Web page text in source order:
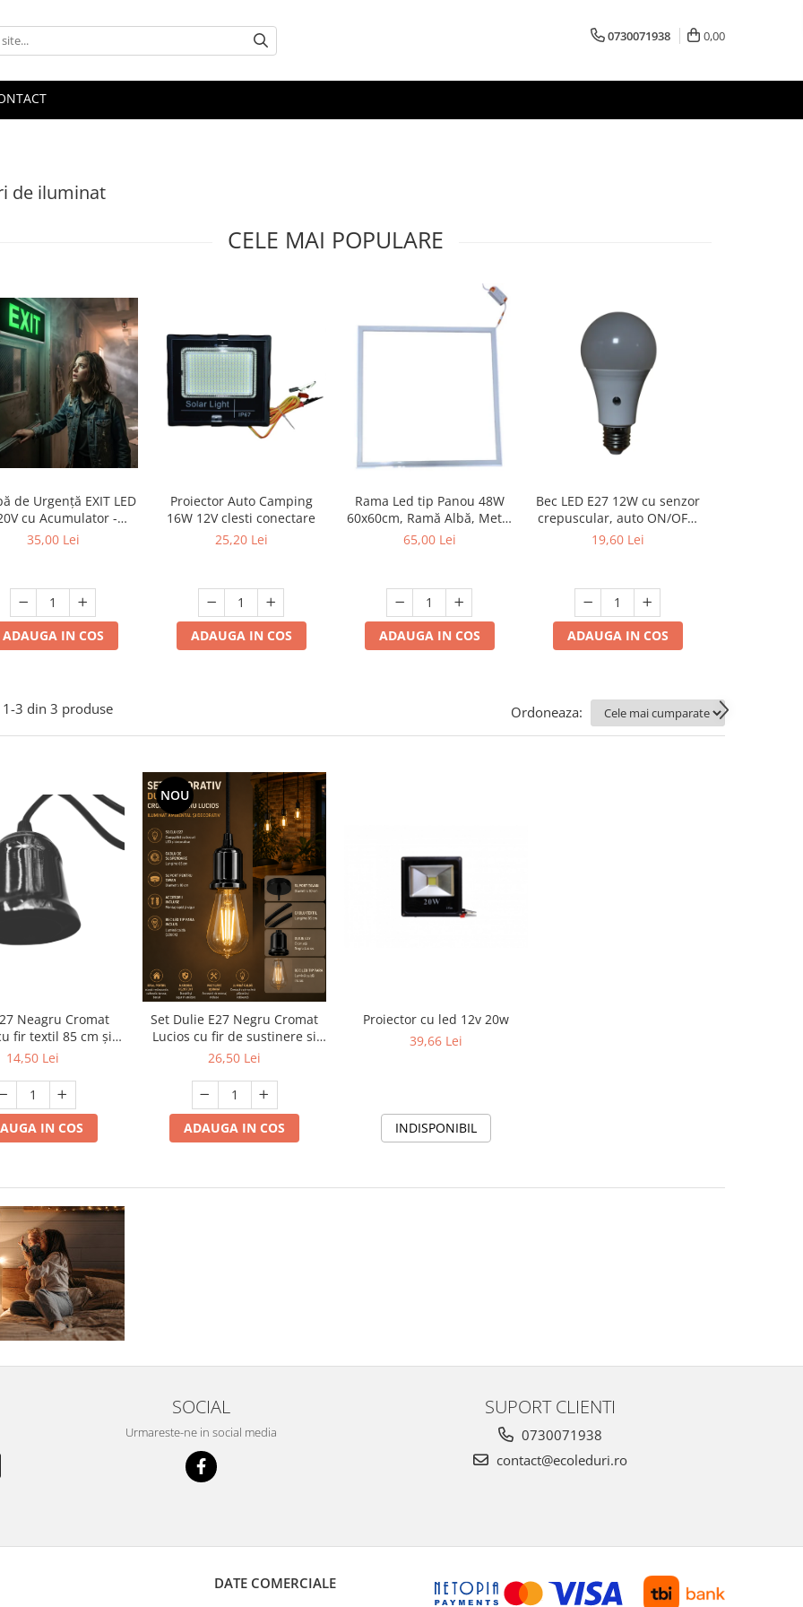
0730071938 0,00
de iluminat
CELE MAI POPULARE
de Urgență EXIT LED
cu Acumulator -
120 Minute,
35,00 Lei
ADAUGA IN COS
Proiector Auto Camping
16W 12V clesti conectare
25,20 Lei
ADAUGA IN COS
Rama Led tip Panou 48W
60x60cm, Ramă Albă, Metal
de 27mm
65,00 Lei
ADAUGA IN COS
Bec LED E27 12W cu senzor
crepuscular, auto ON/OFF,
6500K ,culoare- alb, rece
19,60 Lei
ADAUGA IN COS
1-3 din 3 produse Ordoneaza:
Neagru Cromat
fir textil 85 cm și
Ø10 cm, cu
14,50 Lei
IN COS
NOU
Set Dulie E27 Negru Cromat
Lucios cu fir de sustinere si
bec decorativ tip para cu
montaj
26,50 Lei
ADAUGA IN COS
Proiector cu led 12v 20w
39,66 Lei
INDISPONIBIL
SOCIAL
Urmareste-ne in social media
SUPORT CLIENTI
0730071938
contact@ecoleduri.ro
DATE COMERCIALE